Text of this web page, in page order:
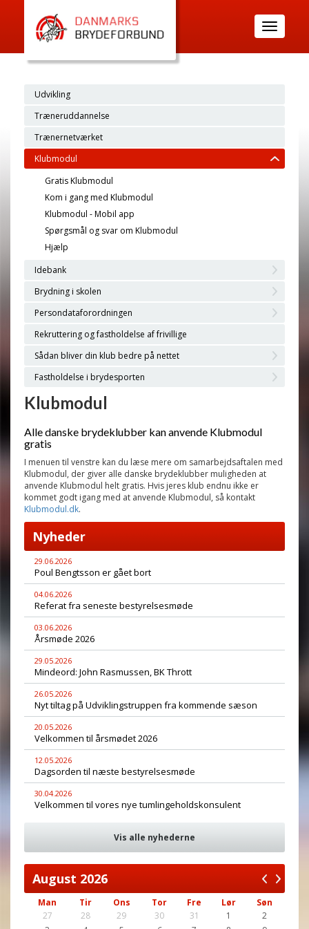
Toggle
navigation
Udvikling
Træneruddannelse
Trænernetværket
Klubmodul
Gratis Klubmodul
Kom i gang med Klubmodul
Klubmodul - Mobil app
Spørgsmål og svar om Klubmodul
Hjælp
Idebank
Brydning i skolen
Persondataforordningen
Rekruttering og fastholdelse af frivillige
Sådan bliver din klub bedre på nettet
Fastholdelse i brydesporten
Klubmodul
Alle danske brydeklubber kan anvende Klubmodul
gratis
I menuen til venstre kan du læse mere om samarbejdsaftalen med
Klubmodul, der giver alle danske brydeklubber muligheden at
anvende Klubmodul helt gratis. Hvis jeres klub endnu ikke er
kommet godt igang med at anvende Klubmodul, så kontakt
Klubmodul.dk.
Nyheder
29.06.2026
Poul Bengtsson er gået bort
04.06.2026
Referat fra seneste bestyrelsesmøde
03.06.2026
Årsmøde 2026
29.05.2026
Mindeord: John Rasmussen, BK Thrott
26.05.2026
Nyt tiltag på Udviklingstruppen fra kommende sæson
20.05.2026
Velkommen til årsmødet 2026
12.05.2026
Dagsorden til næste bestyrelsesmøde
30.04.2026
Velkommen til vores nye tumlingeholdskonsulent
Vis alle nyhederne
August 2026
Man Tir Ons Tor Fre Lør
Søn
27
28 29 30 31 1
2